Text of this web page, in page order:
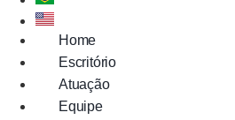
Home
Escritório
Atuação
Equipe